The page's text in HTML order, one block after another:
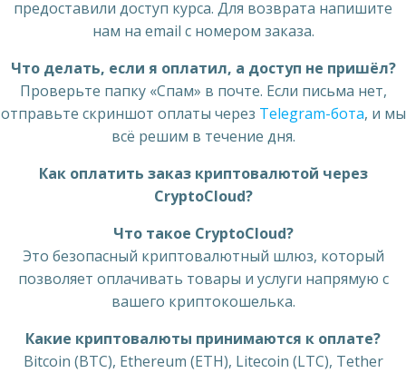
предоставили доступ курса. Для возврата напишите
нам на email с номером заказа.
Что делать, если я оплатил, а доступ не пришёл?
Проверьте папку «Спам» в почте. Если письма нет,
отправьте скриншот оплаты через Telegram-бота, и мы
всё решим в течение дня.
Как оплатить заказ криптовалютой через
CryptoCloud?
Что такое CryptoCloud?
Это безопасный криптовалютный шлюз, который
позволяет оплачивать товары и услуги напрямую с
вашего криптокошелька.
Какие криптовалюты принимаются к оплате?
Bitcoin (BTC), Ethereum (ETH), Litecoin (LTC), Tether